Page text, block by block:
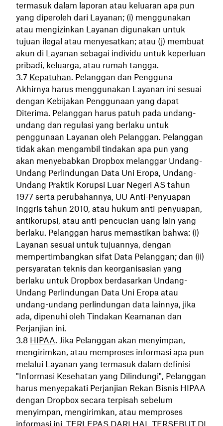
termasuk dalam laporan atau keluaran apa pun
yang diperoleh dari Layanan; (i) menggunakan
atau mengizinkan Layanan digunakan untuk
tujuan ilegal atau menyesatkan; atau (j) membuat
akun di Layanan sebagai individu untuk keperluan
pribadi, keluarga, atau rumah tangga.
Kepatuhan. Pelanggan dan Pengguna
Akhirnya harus menggunakan Layanan ini sesuai
dengan Kebijakan Penggunaan yang dapat
Diterima. Pelanggan harus patuh pada undang-
undang dan regulasi yang berlaku untuk
penggunaan Layanan oleh Pelanggan. Pelanggan
tidak akan mengambil tindakan apa pun yang
akan menyebabkan Dropbox melanggar Undang-
Undang Perlindungan Data Uni Eropa, Undang-
Undang Praktik Korupsi Luar Negeri AS tahun
1977 serta perubahannya, UU Anti-Penyuapan
Inggris tahun 2010, atau hukum anti-penyuapan,
antikorupsi, atau anti-pencucian uang lain yang
berlaku. Pelanggan harus memastikan bahwa: (i)
Layanan sesuai untuk tujuannya, dengan
mempertimbangkan sifat Data Pelanggan; dan (ii)
persyaratan teknis dan keorganisasian yang
berlaku untuk Dropbox berdasarkan Undang-
Undang Perlindungan Data Uni Eropa atau
undang-undang perlindungan data lainnya, jika
ada, dipenuhi oleh Tindakan Keamanan dan
Perjanjian ini.
HIPAA. Jika Pelanggan akan menyimpan,
mengirimkan, atau memproses informasi apa pun
melalui Layanan yang termasuk dalam definisi
"Informasi Kesehatan yang Dilindungi", Pelanggan
harus menyepakati Perjanjian Rekan Bisnis HIPAA
dengan Dropbox secara terpisah sebelum
menyimpan, mengirimkan, atau memproses
informasi ini. TERLEPAS DARI HAL TERSEBUT DI